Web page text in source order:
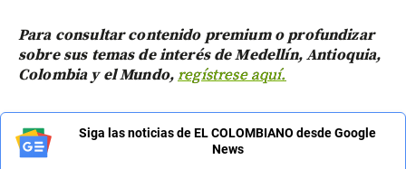
Para consultar contenido premium o profundizar
sobre sus temas de interés de Medellín, Antioquia,
Colombia y el Mundo,regístrese aquí.
Siga las noticias de EL COLOMBIANO desde Google
News